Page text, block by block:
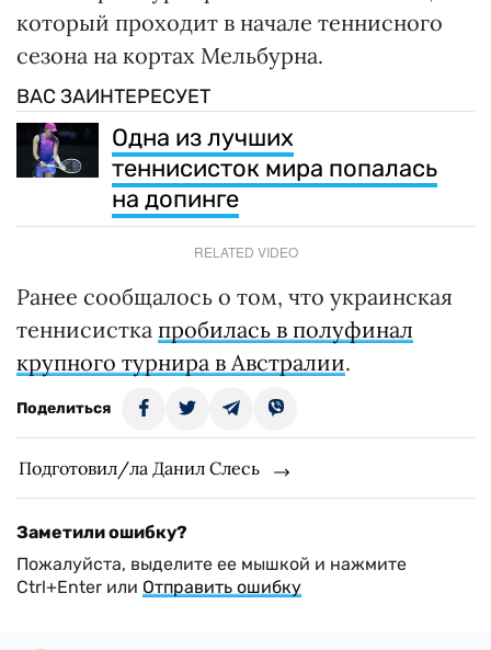
который проходит в начале теннисного
сезона на кортах Мельбурна.
ВАС ЗАИНТЕРЕСУЕТ
Одна из лучших
теннисисток мира попалась
на допинге
RELATED VIDEO
Ранее сообщалось о том, что украинская
теннисистка пробилась в полуфинал
крупного турнира в Австралии.
Поделиться
Подготовил/ла Данил Слесь
Заметили ошибку?
Пожалуйста, выделите ее мышкой и нажмите
Ctrl+Enter или Отправить ошибку